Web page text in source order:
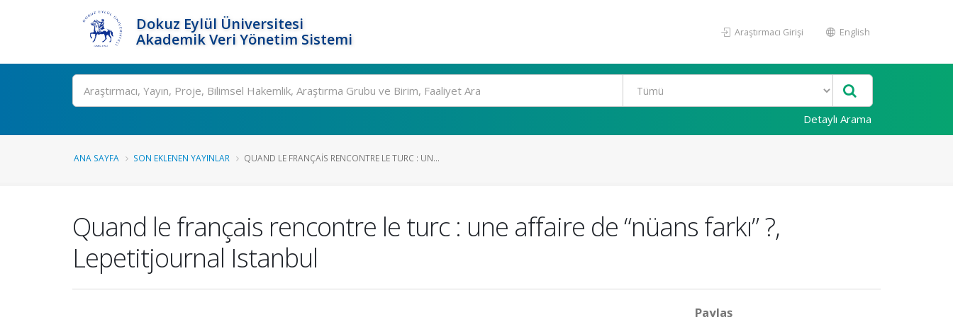
Dokuz Eylül Üniversitesi
Akademik Veri Yönetim Sistemi
Araştırmacı Girişi English
Ara
Detaylı Arama
ANA SAYFA SON EKLENEN YAYINLAR QUAND LE FRANÇAIS RENCONTRE LE TURC : UN...
Quand le français rencontre le turc : une affaire de “nüans farkı” ?,
Lepetitjournal Istanbul
Paylaş